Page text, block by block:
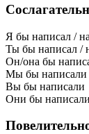
Я бы написал /
Ты бы написал /
Он/она бы
Мы бы написали
Вы бы написали
Они бы написали